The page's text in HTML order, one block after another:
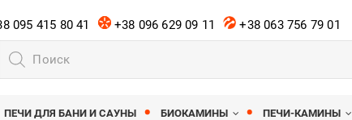
095 415 80 41 +38 096 629 09 11 +38 063 756 79 01
Поиск
товаров
ПЕЧИ ДЛЯ БАНИ И САУНЫ БИОКАМИНЫ ПЕЧИ-КАМИНЫ